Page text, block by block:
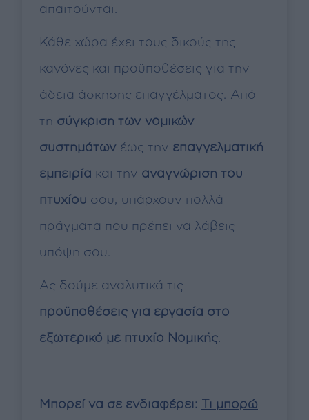
απαιτούνται.
Κάθε χώρα έχει τους δικούς της
κανόνες και προϋποθέσεις για την
άδεια άσκησης επαγγέλματος. Από
τη σύγκριση των νομικών
συστημάτων έως την επαγγελματική
εμπειρία και την αναγνώριση του
πτυχίου σου, υπάρχουν πολλά
πράγματα που πρέπει να λάβεις
υπόψη σου.
Ας δούμε αναλυτικά τις
προϋποθέσεις για εργασία στο
εξωτερικό με πτυχίο Νομικής
Μπορεί να σε ενδιαφέρει: Τι μπορώ